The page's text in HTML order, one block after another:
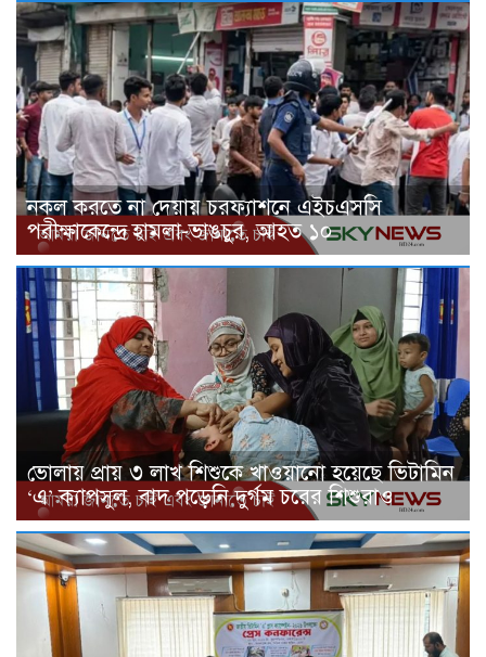
নকল করতে না দেয়ায় চরফ্যাশনে এইচএসসি
পরীক্ষাকেন্দ্রে হামলা-ভাঙচুর, আহত ১০
ভোলায় প্রায় ৩ লাখ শিশুকে খাওয়ানো হয়েছে ভিটামিন
‘এ’ ক্যাপসুল, বাদ পড়েনি দুর্গম চরের শিশুরাও